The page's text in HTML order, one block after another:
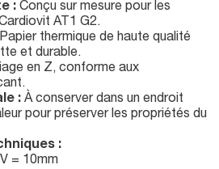
: Conçu sur mesure pour les
AT1 G2.
Papier thermique de haute qualité
et durable.
en Z, conforme aux
: À conserver dans un endroit
pour préserver les propriétés du
:
= 10mm